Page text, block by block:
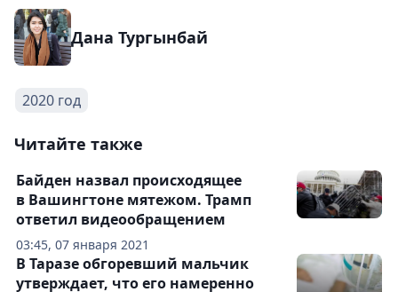
Дана Тургынбай
2020 год
Читайте также
03:45, 07 января 2021
Байден назвал происходящее
в Вашингтоне мятежом. Трамп
ответил видеообращением
В Таразе обгоревший мальчик
утверждает, что его намеренно